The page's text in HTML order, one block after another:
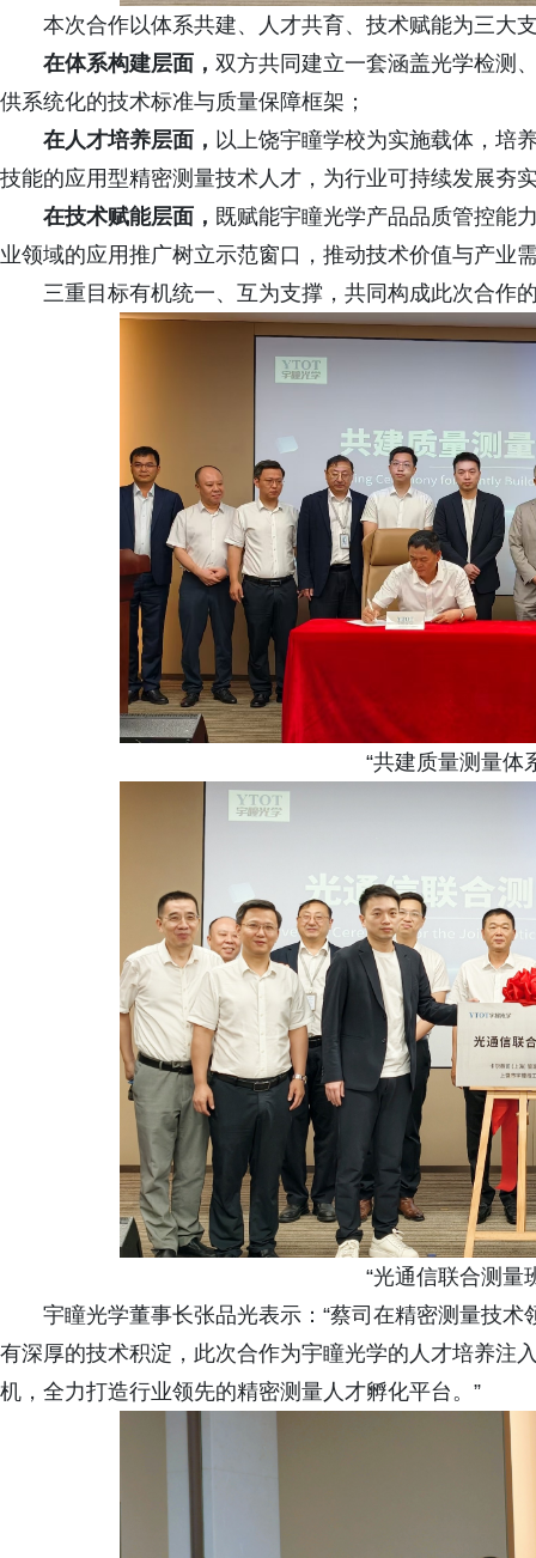
本次合作以体系共建、人才共育、技术赋能为三大
在体系构建层面， 双方共同建立一套涵盖光学检测
供系统化的技术标准与质量保障框架；
在人才培养层面， 以上饶宇瞳学校为实施载体，培
技能的应用型精密测量技术人才，为行业可持续发展夯
在技术赋能层面， 既赋能宇瞳光学产品品质管控能
业领域的应用推广树立示范窗口，推动技术价值与产业
三重目标有机统一、互为支撑，共同构成此次合作
“共建质量测量体
“光通信联合测量
宇瞳光学董事长张品光表示：“蔡司在精密测量技
有深厚的技术积淀，此次合作为宇瞳光学的人才培养注
机，全力打造行业领先的精密测量人才孵化平台。”